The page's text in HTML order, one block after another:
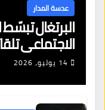
عدسة المدار
البرتغال
جديدة لتجديد
14 يوليو، 2026